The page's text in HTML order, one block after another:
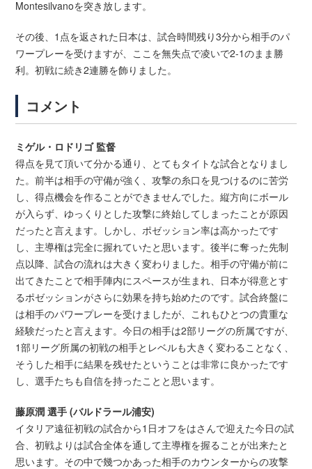
Montesilvanoを突き放します。
その後、1点を返された日本は、試合時間残り3分から相手のパ
ワープレーを受けますが、ここを無失点で凌いで2-1のまま勝
利。初戦に続き2連勝を飾りました。
コメント
ミゲル・ロドリゴ 監督
得点を見て頂いて分かる通り、とてもタイトな試合となりまし
た。前半は相手の守備が強く、攻撃の糸口を見つけるのに苦労
し、得点機会を作ることができませんでした。縦方向にボール
が入らず、ゆっくりとした攻撃に終始してしまったことが原因
だったと言えます。しかし、ポゼッション率は高かったです
し、主導権は完全に握れていたと思います。後半に奪った先制
点以降、試合の流れは大きく変わりました。相手の守備が前に
出てきたことで相手陣内にスペースが生まれ、日本が得意とす
るポゼッションがさらに効果を持ち始めたのです。試合終盤に
は相手のパワープレーを受けましたが、これもひとつの貴重な
経験だったと言えます。今日の相手は2部リーグの所属ですが、
1部リーグ所属の初戦の相手とレベルも大きく変わることなく、
そうした相手に結果を残せたということは非常に良かったです
し、選手たちも自信を持ったことと思います。
藤原潤 選手 (バルドラール浦安)
イタリア遠征初戦の試合から1日オフをはさんで迎えた今日の試
合、初戦よりは試合全体を通して主導権を握ることが出来たと
思います。その中で幾つかあった相手のカウンターからの攻撃